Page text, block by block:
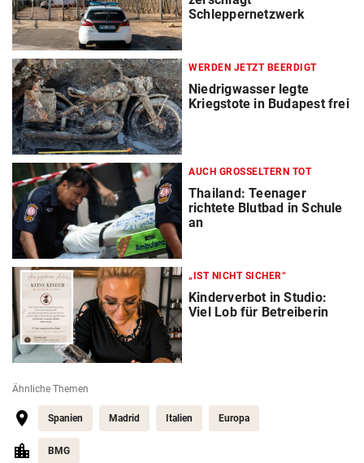
Schleppernetzwerk
WERDEN JETZT BEERDIGT
Niedrigwasser legte
Kriegstote in Budapest frei
AUCH GROSSELTERN TOT
Thailand: Teenager
richtete Blutbad in Schule
an
„IST NICHT SICHER“
Kinderverbot in Studio:
Viel Lob für Betreiberin
Ähnliche Themen
Spanien Madrid Italien Europa
BMG